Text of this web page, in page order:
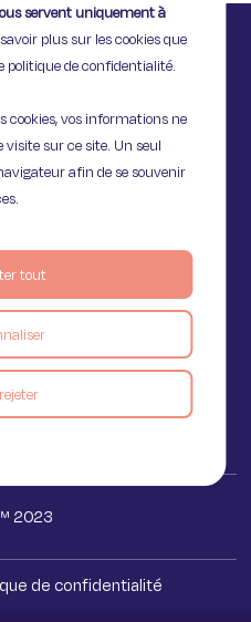
servent uniquement à
plus sur les cookies que
politique de confidentialité.
cookies, vos informations ne
visite sur ce site. Un seul
afin de se souvenir
tout
Provence,
Paris
blog
2023
de confidentialité